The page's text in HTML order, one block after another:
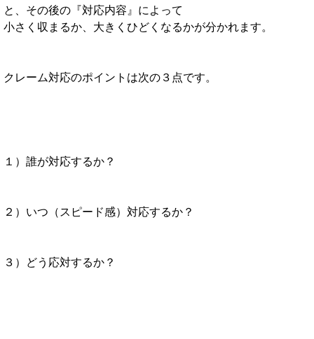
と、その後の『対応内容』によって
小さく収まるか、大きくひどくなるかが分かれます。
クレーム対応のポイントは次の３点です。
１）誰が対応するか？
２）いつ（スピード感）対応するか？
３）どう応対するか？